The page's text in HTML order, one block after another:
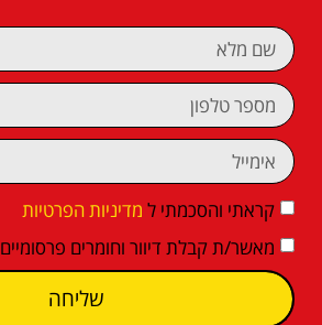
קראתי והסכמתי ל מדיניות הפרטיות
מאשר/ת קבלת דיוור וחומרים פרסומיים
שליחה